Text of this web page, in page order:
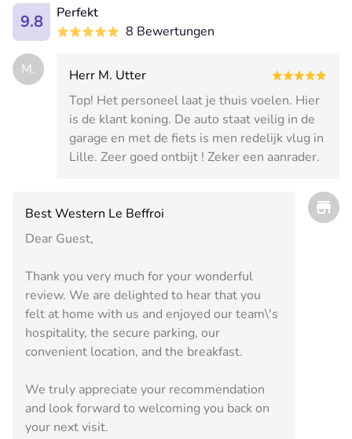
9.8
Perfekt
8 Bewertungen
M.
Herr M. Utter
Top! Het personeel laat je thuis voelen. Hier
is de klant koning. De auto staat veilig in de
garage en met de fiets is men redelijk vlug in
Lille. Zeer goed ontbijt ! Zeker een aanrader.
Best Western Le Beffroi
Dear Guest,
Thank you very much for your wonderful
review. We are delighted to hear that you
felt at home with us and enjoyed our team\'s
hospitality, the secure parking, our
convenient location, and the breakfast.
We truly appreciate your recommendation
and look forward to welcoming you back on
your next visit.